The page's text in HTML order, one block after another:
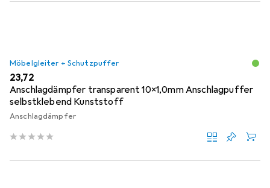
Möbelgleiter + Schutzpuffer
EUR
23,72
Anschlagdämpfer transparent 10x1,0mm Anschlagpuffer
selbstklebend Kunststoff
Anschlagdämpfer